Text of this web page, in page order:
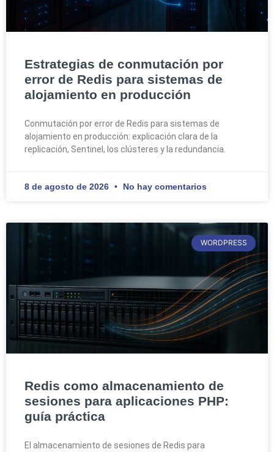
Estrategias de conmutación por
error de Redis para sistemas de
alojamiento en producción
Conmutación por error de Redis para sistemas de
alojamiento en producción: explicación clara de la
replicación, Sentinel, los clústeres y la redundancia.
8 de agosto de 2026 No hay comentarios
WORDPRESS
Redis como almacenamiento de
sesiones para aplicaciones PHP:
guía práctica
El almacenamiento de sesiones de Redis para